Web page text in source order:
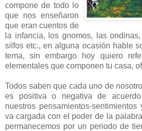
compone de todo lo
que nos enseñaron
que eran cuentos de
la infancia, los gnomos, las
silfos etc., en alguna ocasión hable
tema, sin embargo hoy quiero
elementales que componen tu casa,
Todos saben que cada uno de
es positiva o negativa de
nuestros pensamientos-
va cargada con el poder de la
permanecemos por un periodo de